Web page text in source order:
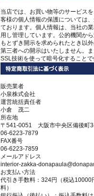
当店では、お買い物等のサービス
客様の個人情報の保護については
ております。個人情報は、当社の
用し管理しています。公的機関か
もとずき開示を求められたとき以
第三者への開示はいたしません。ま
SSL技術を使って暗号化することで
販売業者
小泉株式会社
運営統括責任者
小倉 茂二
所在地
〒541-0051 大阪市中央区備後町
06-6223-7879
FAX番号
06-6223-7859
メールアドレス
interior-zakka-
お支払い方法
代引き手数料：324円（税込10000
料）